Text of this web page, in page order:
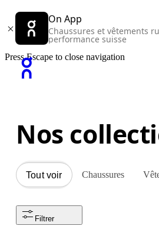
On App
Chaussures et vêtements
performance suisse
Press Escape to close navigation
Nos
Tout voir Chaussures
Filtrer